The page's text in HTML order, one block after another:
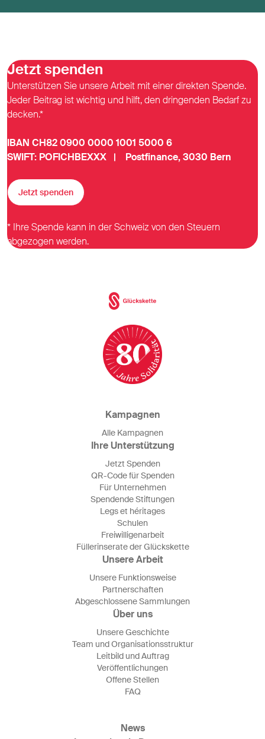
Jetzt spenden
Unterstützen Sie unsere Arbeit mit einer direkten Spende.
Jeder Beitrag ist wichtig und hilft, den dringenden Bedarf zu
decken.*
IBAN CH82 0900 0000 1001 5000 6
SWIFT: POFICHBEXXX | Postfinance, 3030 Bern
Jetzt spenden
* Ihre Spende kann in der Schweiz von den Steuern
abgezogen werden.
Kampagnen
Alle Kampagnen
Ihre Unterstützung
Jetzt Spenden
QR-Code für Spenden
Für Unternehmen
Spendende Stiftungen
Legs et héritages
Schulen
Freiwilligenarbeit
Füllerinserate der Glückskette
Unsere Arbeit
Unsere Funktionsweise
Partnerschaften
Abgeschlossene Sammlungen
Über uns
Unsere Geschichte
Team und Organisationsstruktur
Leitbild und Auftrag
Veröffentlichungen
Offene Stellen
FAQ
News